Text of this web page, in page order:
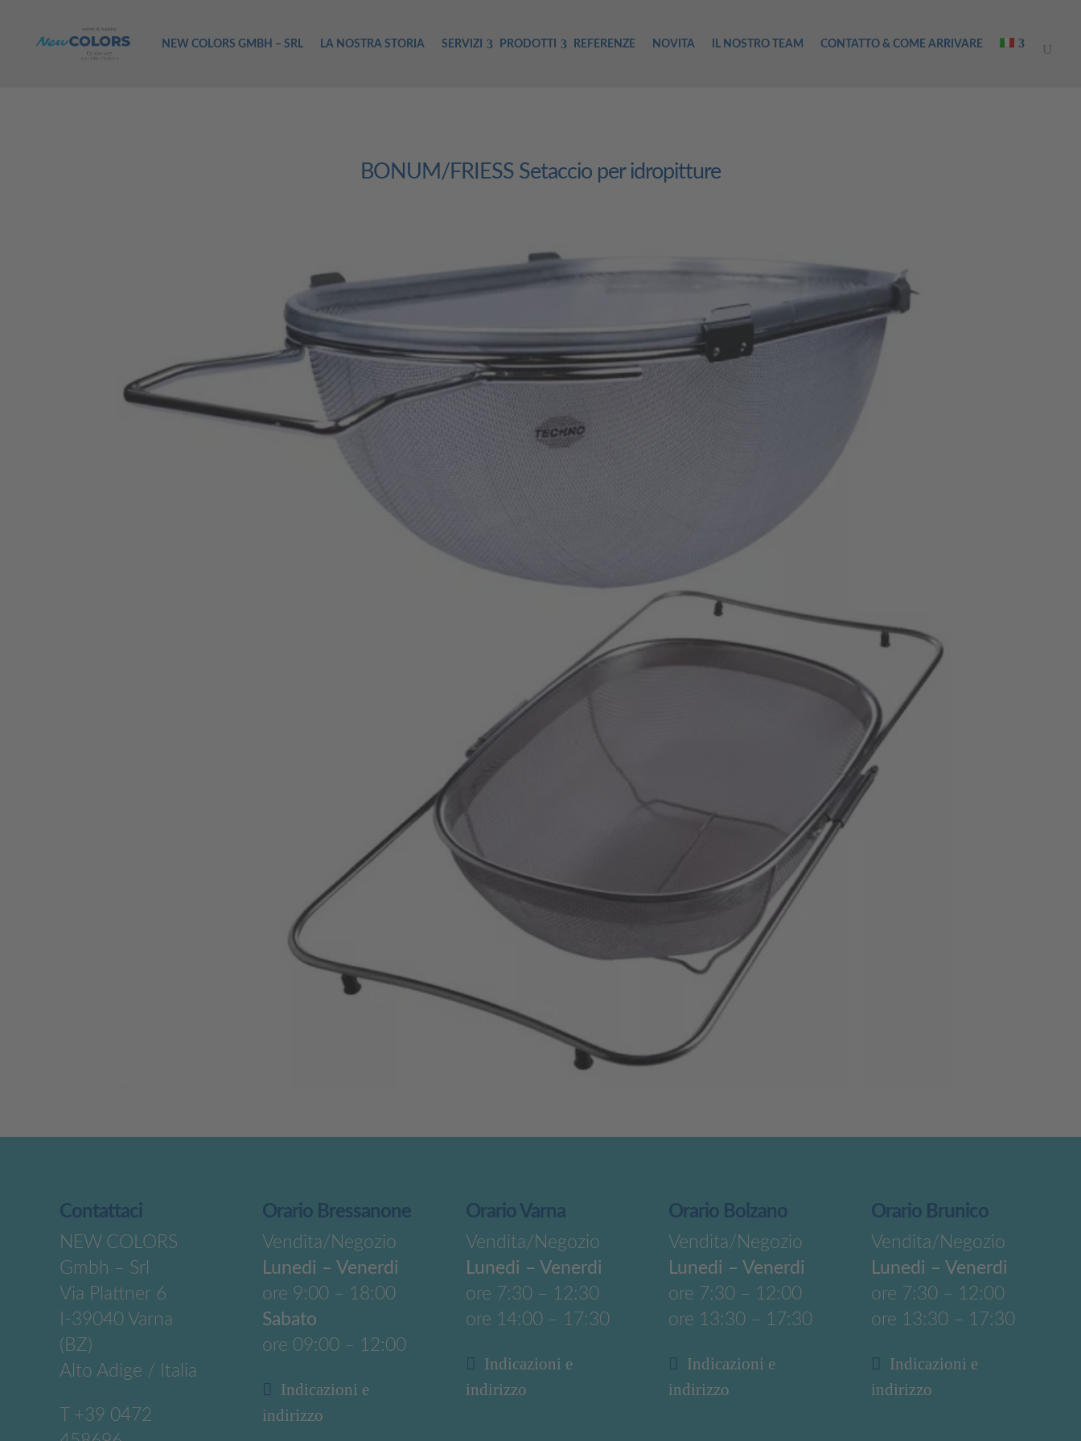
NEW COLORS GMBH – SRL LA NOSTRA STORIA SERVIZI PRODOTTI REFERENZE NOVITA IL NOSTRO TEAM CONTATTO & COME ARRIVARE
BONUM/FRIESS Setaccio per idropitture
Contattaci
NEW COLORS
Gmbh – Srl
Via Plattner 6
I-39040 Varna
(BZ)
Alto Adige / Italia
+39 0472
Orario Bressanone
Vendita/Negozio
Lunedi – Venerdi
ore 9:00 – 18:00
Sabato
ore 09:00 – 12:00
Indicazioni e
indirizzo
Orario Varna
Vendita/Negozio
Lunedi – Venerdi
ore 7:30 – 12:30
ore 14:00 – 17:30
Indicazioni e
indirizzo
Orario Bolzano
Vendita/Negozio
Lunedi – Venerdi
ore 7:30 – 12:00
ore 13:30 – 17:30
Indicazioni e
indirizzo
Orario Brunico
Vendita/Negozio
Lunedi – Venerdi
ore 7:30 – 12:00
ore 13:30 – 17:30
Indicazioni e
indirizzo